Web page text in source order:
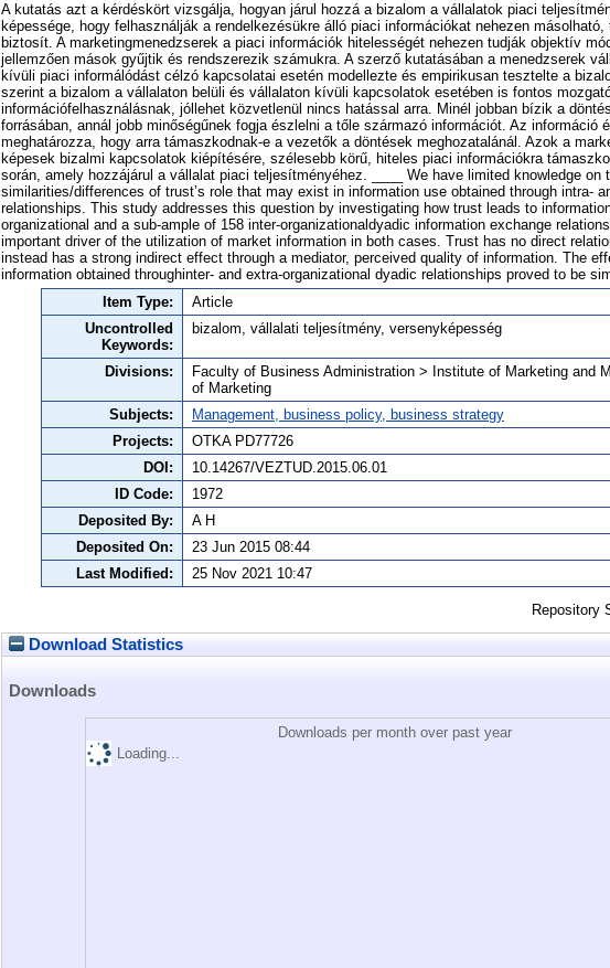
A kutatás azt a kérdéskört vizsgálja, hogyan járul hozzá a bizalom a vállalatok piaci
képessége, hogy felhasználják a rendelkezésükre álló piaci információkat nehezen
biztosít. A marketingmenedzserek a piaci információk hitelességét nehezen tudják objektív
jellemzően mások gyűjtik és rendszerezik számukra. A szerző kutatásában a menedzserek
kívüli piaci informálódást célzó kapcsolatai esetén modellezte és empirikusan tesztelte a
szerint a bizalom a vállalaton belüli és vállalaton kívüli kapcsolatok esetében is fontos
információfelhasználásnak, jóllehet közvetlenül nincs hatással arra. Minél jobban bízik a
forrásában, annál jobb minőségűnek fogja észlelni a tőle származó információt. Az információ
meghatározza, hogy arra támaszkodnak-e a vezetők a döntések meghozatalánál. Azok a
képesek bizalmi kapcsolatok kiépítésére, szélesebb körű, hiteles piaci információkra
során, amely hozzájárul a vállalat piaci teljesítményéhez. ____ We have limited knowledge on
similarities/differences of trust’s role that may exist in information use obtained through intra-
relationships. This study addresses this question by investigating how trust leads to
organizational and a sub-ample of 158 inter-organizationaldyadic information exchange
important driver of the utilization of market information in both cases. Trust has no direct
instead has a strong indirect effect through a mediator, perceived quality of information. The
information obtained throughinter- and extra-organizational dyadic relationships proved to be
Item Type:
Article
Uncontrolled
Keywords:
bizalom, vállalati teljesítmény, versenyképesség
Divisions:
Faculty of Business Administration > Institute of Marketing and
of Marketing
Subjects:
Management, business policy, business strategy
Projects:
OTKA PD77726
DOI:
10.14267/VEZTUD.2015.06.01
ID Code:
1972
Deposited By:
A H
Deposited On:
23 Jun 2015 08:44
Last Modified:
25 Nov 2021 10:47
Repository
Download Statistics
Downloads
Downloads per month over past year
Loading...